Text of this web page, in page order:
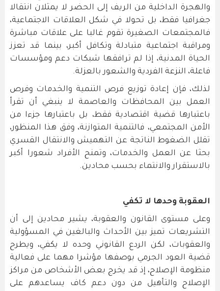
والهجرة الداخلية من الريف إلى الحضر لا يمثلان انتقالا
جغرافيا فقط، بل تحولا في شكل العلاقات الاجتماعية،
فالمجتمعات الصغيرة تقوم غالبا على علاقات مباشرة
ومراقبة اجتماعية متبادلة وتكافل أكبر، بينما قد تعزز
الحياة المدنية، إذا لم ترافقها شبكات دعم ومؤسسات
فاعلة، النزعة الفردية والشعور بالعزلة.
لذلك، فإن إعادة توزيع فرص التنمية والخدمات وفرص
العمل بين المحافظات والعاصمة لا ينبغي أن تقرأ
باعتبارها قضية اقتصادية فقط، بل باعتبارها جزءا من
الأمن المجتمعي، فالتنمية المتوازنة، وفق هذا المنظور،
تقلل الضغوط الناتجة عن التهميش والانتقال القسري
بحثا عن العمل والخدمات، وتمنح الأفراد شعورا أكبر
بالاستقرار والانتماء بحسب محادين.
العقوبة وحدها لا تكفي
وعلى مستوى القانون والعقوبة، يشير محادين إلى أن
التشريعات تميز بين الأحداث والبالغين في المسؤولية
والعقوبات، لكن الردع القانوني وحده لا يكفي، ويطرح
قضية العود الجرمي بوصفها مؤشرا مهما على فعالية
منظومة الإصلاح، إذ قد يخرج بعض الأشخاص من مراكز
الإصلاح والتأهيل من دون دعم كاف يساعدهم على